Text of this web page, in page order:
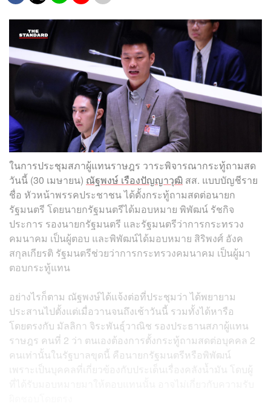
ในการประชุมสภาผู้แทนราษฎร วาระพิจารณากระทู้ถามสด
วันนี้ (30 เมษายน) ณัฐพงษ์ เรืองปัญญาวุฒิ สส. แบบบัญชีราย
ชื่อ หัวหน้าพรรคประชาชน ได้ตั้งกระทู้ถามสดต่อนายก
รัฐมนตรี โดยนายกรัฐมนตรีได้มอบหมาย พิพัฒน์ รัชกิจ
ประการ รองนายกรัฐมนตรี และรัฐมนตรีว่าการกระทรวง
คมนาคม เป็นผู้ตอบ และพิพัฒน์ได้มอบหมาย สิริพงศ์ อังค
สกุลเกียรติ รัฐมนตรีช่วยว่าการกระทรวงคมนาคม เป็นผู้มา
ตอบกระทู้แทน
อย่างไรก็ตาม ณัฐพงษ์ได้แจ้งต่อที่ประชุมว่า ได้พยายาม
ประสานไปตั้งแต่เมื่อวานจนถึงเช้าวันนี้ รวมทั้งได้หารือ
โดยตรงกับ มัลลิกา จิระพันธุ์วาณิช รองประธานสภาผู้แทน
ราษฎร คนที่ 2 ว่า ตนเองต้องการตั้งกระทู้ถามสดต่อบุคคล 2
คนเท่านั้นในรัฐบาลขุดนี้ คือนายกรัฐมนตรีหรือพิพัฒน์
เพราะเป็นบุคคลที่เกี่ยวข้องกับประเด็นเรื่องคลังน้ำมัน โดบผู้